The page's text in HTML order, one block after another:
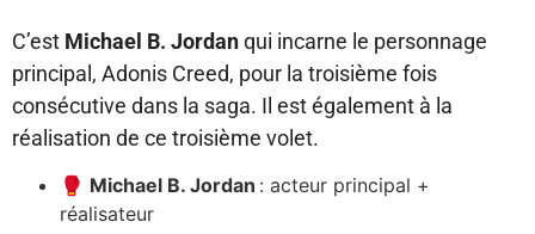
C’est Michael B. Jordanqui incarne le personnage
principal, Adonis Creed, pour la troisième fois
consécutive dans la saga. Il est également à la
réalisation de ce troisième volet.
🥊 Michael B. Jordan : acteur principal +
réalisateur